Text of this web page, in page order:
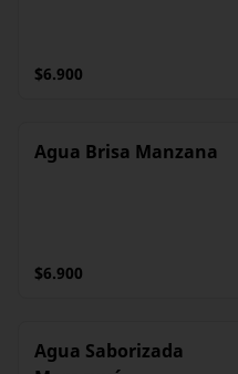
$6.900
Agua Brisa Manzana
$6.900
Agua Saborizada